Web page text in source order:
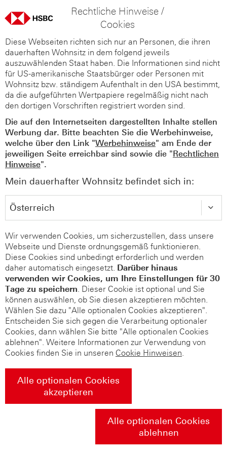
Rechtliche Hinweise /
Cookies
Diese Webseiten richten sich nur an Personen, die ihren
dauerhaften Wohnsitz in dem folgend jeweils
auszuwählenden Staat haben. Die Informationen sind nicht
für US-amerikanische Staatsbürger oder Personen mit
Wohnsitz bzw. ständigem Aufenthalt in den USA bestimmt,
da die aufgeführten Wertpapiere regelmäßig nicht nach
den dortigen Vorschriften registriert worden sind.
Die auf den Internetseiten dargestellten Inhalte stellen
Werbung dar. Bitte beachten Sie die Werbehinweise,
welche über den Link "Werbehinweise" am Ende der
jeweiligen Seite erreichbar sind sowie die "Rechtlichen
Hinweise".
Mein dauerhafter Wohnsitz befindet sich in:
Wir verwenden Cookies, um sicherzustellen, dass unsere
Webseite und Dienste ordnungsgemäß funktionieren.
Diese Cookies sind unbedingt erforderlich und werden
daher automatisch eingesetzt. Darüber hinaus
verwenden wir Cookies, um Ihre Einstellungen für 30
Tage zu speichern. Dieser Cookie ist optional und Sie
können auswählen, ob Sie diesen akzeptieren möchten.
Wählen Sie dazu "Alle optionalen Cookies akzeptieren".
Entscheiden Sie sich gegen die Verarbeitung optionaler
Cookies, dann wählen Sie bitte "Alle optionalen Cookies
ablehnen". Weitere Informationen zur Verwendung von
Cookies finden Sie in unseren Cookie Hinweisen.
Alle optionalen Cookies
akzeptieren
Alle optionalen Cookies
ablehnen